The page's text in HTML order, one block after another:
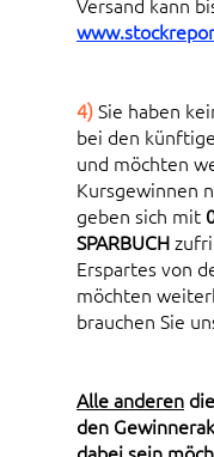
4)Sie haben
bei den
und möchten
Kursgewinnen
geben sich mit
SPARBUCH
Erspartes von
möchten
brauchen Sie
Alle anderen
den